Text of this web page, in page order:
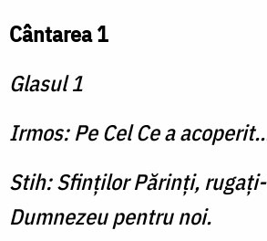
Cântarea 1
Glasul 1
Irmos: Pe Cel Ce a
Stih: Sfinţilor Părinţi,
Dumnezeu pentru noi.